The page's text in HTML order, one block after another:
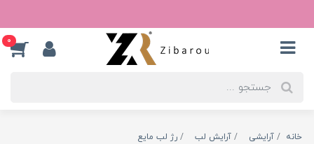
0
خانه آرایشی آرایش لب
رژ لب مایع